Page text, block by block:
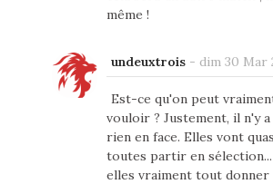
même !
undeuxtrois- dim 30 Mar
Est-ce qu'on peut
vouloir ? Justement, il n'y
rien en face. Elles vont
toutes partir en
elles vraiment tout donner